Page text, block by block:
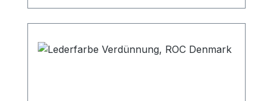
Silberzwinge - kurze grünpolierte Stiele -
Größensortiment No. 2/0 bis No. 4